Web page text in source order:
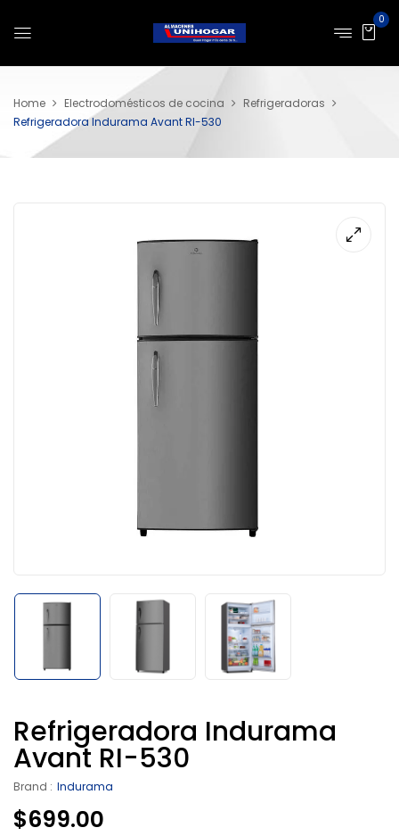
0
Home Electrodomésticos de cocina
Refrigeradoras
Refrigeradora Indurama Avant RI-530
Refrigeradora Indurama
Avant RI-530
Brand : Indurama
$699.00